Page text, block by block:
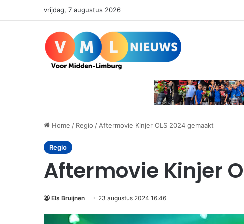
vrijdag, 7 augustus 2026
Home / Regio / Aftermovie Kinjer OLS 2024 gemaakt
Regio
Aftermovie Kinjer
Els Bruijnen 23 augustus 2024 16:46